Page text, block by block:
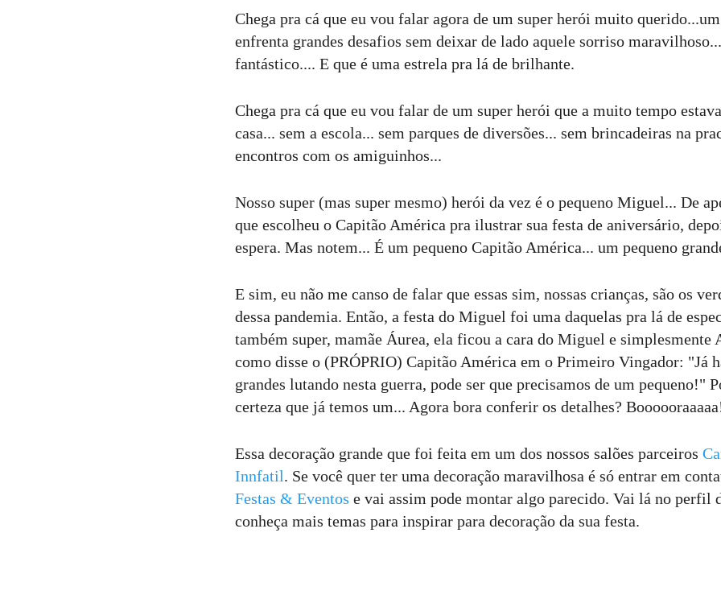
Chega pra cá que eu vou falar agora de um super herói muito
enfrenta grandes desafios sem deixar de lado aquele sorriso
fantástico.... E que é uma estrela pra lá de brilhante.
Chega pra cá que eu vou falar de um super herói que a muito tempo
casa... sem a escola... sem parques de diversões... sem brincadeiras na
encontros com os amiguinhos...
Nosso super (mas super mesmo) herói da vez é o pequeno Miguel... De
que escolheu o Capitão América pra ilustrar sua festa de aniversário,
espera. Mas notem... É um pequeno Capitão América... um pequeno
E sim, eu não me canso de falar que essas sim, nossas crianças, são os
dessa pandemia. Então, a festa do Miguel foi uma daquelas pra lá de
também super, mamãe Áurea, ela ficou a cara do Miguel e simplesmente
como disse o (PRÓPRIO) Capitão América em o Primeiro Vingador: "Já
grandes lutando nesta guerra, pode ser que precisamos de um pequeno!"
certeza que já temos um... Agora bora conferir os detalhes?
Essa decoração grande que foi feita em um dos nossos salões parceiros
Innfatil. Se você quer ter uma decoração maravilhosa é só entrar em
Festas & Eventos e vai assim pode montar algo parecido. Vai lá no perfil
conheça mais temas para inspirar para decoração da sua festa.